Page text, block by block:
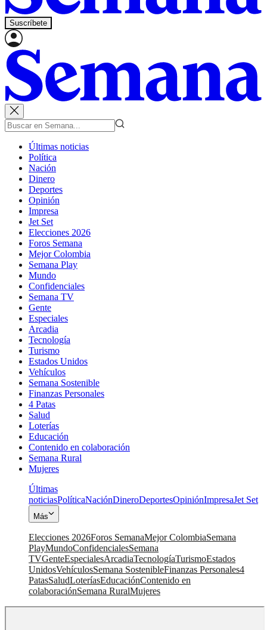
Suscríbete
Últimas noticias
Política
Nación
Dinero
Deportes
Opinión
Impresa
Jet Set
Elecciones 2026
Foros Semana
Mejor Colombia
Semana Play
Mundo
Confidenciales
Semana TV
Gente
Especiales
Arcadia
Tecnología
Turismo
Estados Unidos
Vehículos
Semana Sostenible
Finanzas Personales
4 Patas
Salud
Loterías
Educación
Contenido en colaboración
Semana Rural
Mujeres
Últimas
noticiasPolíticaNaciónDineroDeportesOpiniónImpresaJet Set
Más
Elecciones 2026Foros SemanaMejor ColombiaSemana
PlayMundoConfidencialesSemana
TVGenteEspecialesArcadiaTecnologíaTurismoEstados
UnidosVehículosSemana SostenibleFinanzas Personales4
PatasSaludLoteríasEducaciónContenido en
colaboraciónSemana RuralMujeres